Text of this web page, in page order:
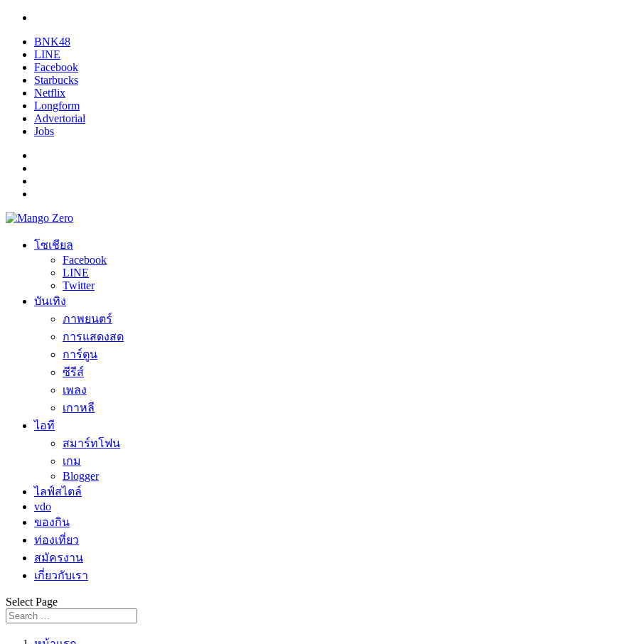
BNK48
LINE
Facebook
Starbucks
Netflix
Longform
Advertorial
Jobs
โซเชียล
Facebook
LINE
Twitter
บันเทิง
ภาพยนตร์
การแสดงสด
การ์ตูน
ซีรีส์
เพลง
เกาหลี
ไอที
สมาร์ทโฟน
เกม
Blogger
ไลฟ์สไตล์
vdo
ของกิน
ท่องเที่ยว
สมัครงาน
เกี่ยวกับเรา
Select Page